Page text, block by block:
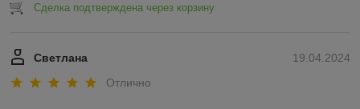
Сделка подтверждена через корзину
19.04.2024
Светлана
Отлично